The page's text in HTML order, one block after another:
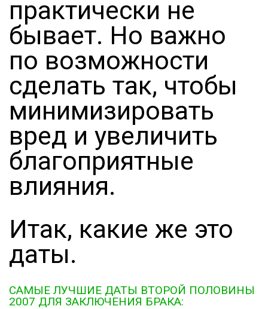
практически не
бывает. Но важно
по возможности
сделать так, чтобы
минимизировать
вред и увеличить
благоприятные
влияния.
Итак, какие же это
даты.
САМЫЕ ЛУЧШИЕ ДАТЫ ВТОРОЙ ПОЛОВИНЫ
2007 ДЛЯ ЗАКЛЮЧЕНИЯ БРАКА: